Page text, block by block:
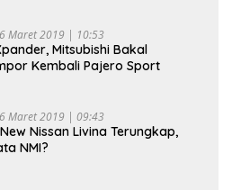
Maret 2019 | 10:53
Mitsubishi Bakal
Kembali Pajero Sport
Maret 2019 | 09:43
Nissan Livina Terungkap,
NMI?